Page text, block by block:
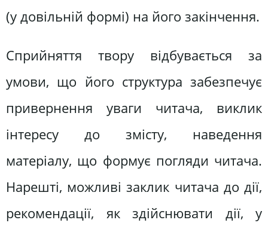
(у довільній формі) на його закінчення.
Сприйняття твору відбувається за
умови, що його структура забезпечує
привернення уваги читача, виклик
інтересу до змісту, наведення
матеріалу, що формує погляди читача.
Нарешті, можливі заклик читача до дії,
рекомендації, як здійснювати дії, у